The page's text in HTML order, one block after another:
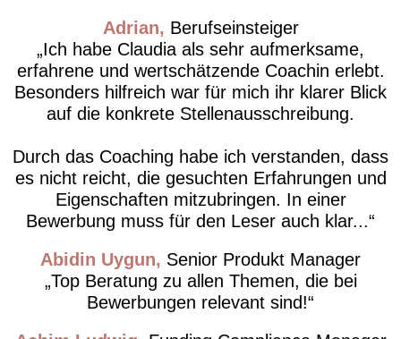
Adrian
Berufseinsteiger
Ich habe Claudia als sehr aufmerksame,
erfahrene und wertschätzende Coachin erlebt.
Besonders hilfreich war für mich ihr klarer Blick
auf die konkrete Stellenausschreibung.
Durch das Coaching habe ich verstanden, dass
es nicht reicht, die gesuchten Erfahrungen und
Eigenschaften mitzubringen. In einer
Bewerbung muss für den Leser auch klar...
Abidin Uygun
Senior Produkt Manager
Top Beratung zu allen Themen, die bei
Bewerbungen relevant sind!